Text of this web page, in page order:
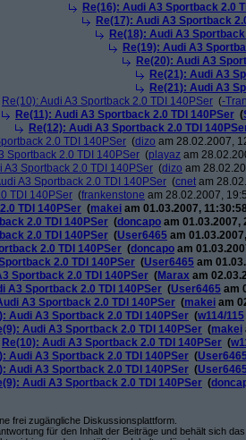
Re(16): Audi A3 Sportback 2.0
Re(17): Audi A3 Sportback
Re(18): Audi A3
Re(19): Audi A3
Re(20): Audi A3
Re(21): Audi A3
Re(21): Audi A3
Re(10): Audi A3 Sportback 2.0 TDI 140PSer (-
Re(11): Audi A3 Sportback 2.0 TDI 140PSer (
Re(12): Audi A3 Sportback 2.0 TDI
2.0 TDI 140PSer (dizo am 28.02.2007,
Sportback 2.0 TDI 140PSer (playaz am
A3 Sportback 2.0 TDI 140PSer (dizo am
A3 Sportback 2.0 TDI 140PSer (cnet am
TDI 140PSer (frankenstone am 28.02.2007,
TDI 140PSer (makei am 01.03.2007,
2.0 TDI 140PSer (doncapo am 01.03.2007,
2.0 TDI 140PSer (User6465 am
2.0 TDI 140PSer (doncapo am
2.0 TDI 140PSer (User6465 am
Sportback 2.0 TDI 140PSer (Marax am
A3 Sportback 2.0 TDI 140PSer (User6465 am
A3 Sportback 2.0 TDI 140PSer (makei am
Audi A3 Sportback 2.0 TDI 140PSer (w114/115
Audi A3 Sportback 2.0 TDI 140PSer (makei
Re(10): Audi A3 Sportback 2.0 TDI 140PSer (
Audi A3 Sportback 2.0 TDI 140PSer (
Audi A3 Sportback 2.0 TDI 140PSer (
Audi A3 Sportback 2.0 TDI 140PSer (
frei zugängliche Diskussionsplattform.
für den Inhalt der Beiträge und behält sich das